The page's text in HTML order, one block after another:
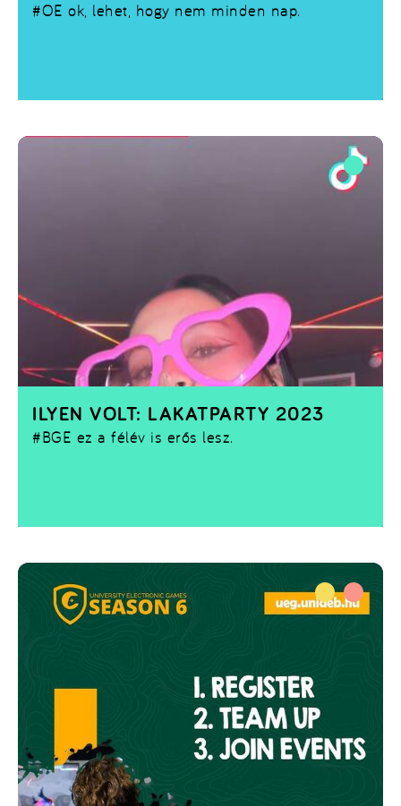
#OE ok, lehet, hogy nem minden nap.
#BGE ez a félév is erős lesz.
ILYEN VOLT: LAKATPARTY 2023